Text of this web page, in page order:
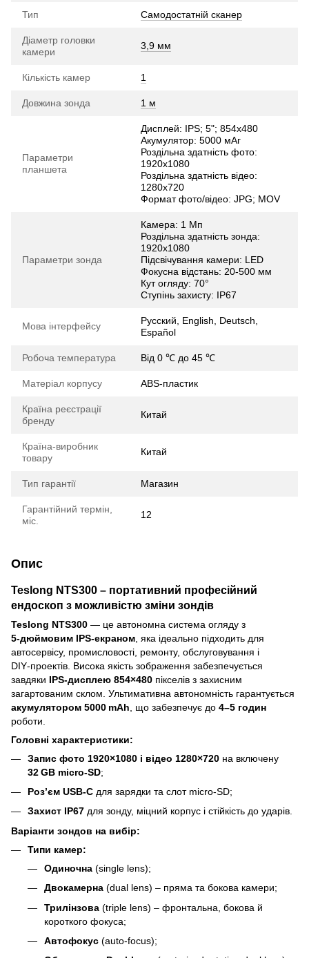
Тип Самодостатній сканер
Діаметр головки
камери
3,9 мм
Кількість камер 1
Довжина зонда 1 м
Параметри
планшета
Дисплей: IPS; 5"; 854х480
Акумулятор: 5000 мАг
Роздільна здатність фото:
1920х1080
Роздільна здатність відео:
1280х720
Формат фото/відео: JPG; MOV
Параметри зонда
Камера: 1 Мп
Роздільна здатність зонда:
1920х1080
Підсвічування камери: LED
Фокусна відстань: 20-500 мм
Кут огляду: 70°
Ступінь захисту: IP67
Мова інтерфейсу
Русский, English, Deutsch,
Español
Робоча температура Від 0 ℃ до 45 ℃
Матеріал корпусу ABS-пластик
Країна реєстрації
бренду
Китай
Країна-виробник
товару
Китай
Тип гарантії Магазин
Гарантійний термін,
міс.
12
Опис
Teslong NTS300 – портативний професійний
ендоскоп з можливістю зміни зондів
Teslong NTS300 — це автономна система огляду з
5‑дюймовим IPS‑екраном , яка ідеально підходить для
автосервісу, промисловості, ремонту, обслуговування і
DIY‑проектів. Висока якість зображення забезпечується
завдяки IPS‑дисплею 854×480 пікселів з захисним
загартованим склом. Ультимативна автономність гарантується
акумулятором 5000 mAh , що забезпечує до 4–5 годин
роботи.
Головні характеристики:
Запис фото 1920×1080 і відео 1280×720 на включену
32 GB micro‑SD;
Роз’єм USB‑C для зарядки та слот micro‑SD;
Захист IP67 для зонду, міцний корпус і стійкість до ударів.
Варіанти зондов на вибір:
Типи камер:
Одиночна (single lens);
Двокамерна (dual lens) – пряма та бокова камери;
Трилінзова (triple lens) – фронтальна, бокова й
короткого фокуса;
Автофокус (auto‑focus);